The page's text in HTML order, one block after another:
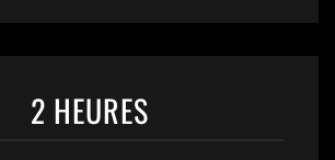
2 HEURES